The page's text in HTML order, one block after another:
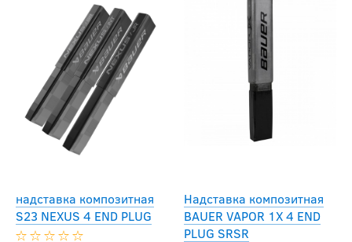
надставка композитная
S23 NEXUS 4 END PLUG
Надставка композитная
BAUER VAPOR 1X 4 END
PLUG SRSR